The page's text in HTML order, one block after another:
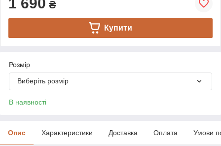
₴
Купити
Розмір
Виберіть розмір
В наявності
Опис Характеристики Доставка Оплата Умови